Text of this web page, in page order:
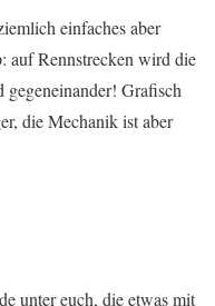
einfaches aber
Rennstrecken wird die
Grafisch
die Mechanik ist aber
unter euch, die etwas mit